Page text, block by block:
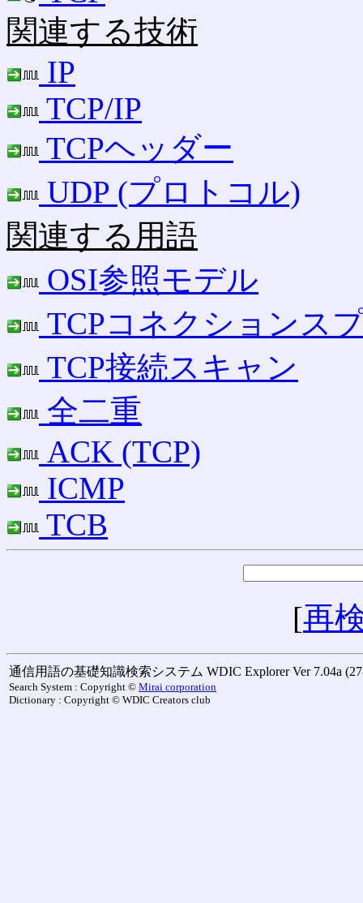
関連する技術
IP
TCP/IP
TCPヘッダー
UDP (プロトコル)
関連する用語
OSI参照モデル
TCPコネクションス
TCP接続スキャン
全二重
ACK (TCP)
ICMP
TCB
[再
通信用語の基礎知識検索システム WDIC Explorer Ver 7.04a
Search System : Copyright © Mirai corporation
Dictionary : Copyright © WDIC Creators club